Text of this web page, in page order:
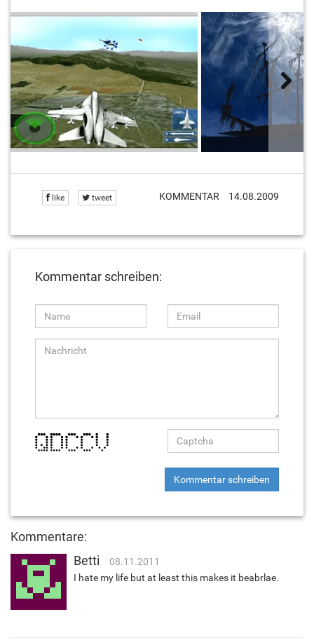
like tweet KOMMENTAR 14.08.2009
Kommentar schreiben:
Kommentar schreiben
Kommentare:
Betti
08.11.2011
I hate my life but at least this makes it beabrlae.